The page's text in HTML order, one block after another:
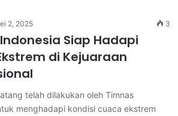
2, 2025 3
Siap Hadapi
di Kejuaraan
telah dilakukan oleh Timnas
menghadapi kondisi cuaca ekstrem